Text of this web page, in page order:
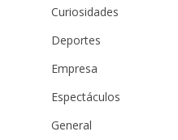
Curiosidades
Deportes
Empresa
Espectáculos
General